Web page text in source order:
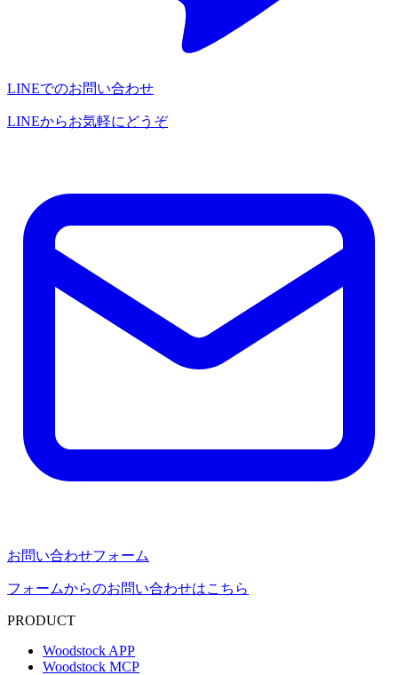
LINEでのお問い合わせ
LINEからお気軽にどうぞ
お問い合わせフォーム
フォームからのお問い合わせはこちら
PRODUCT
Woodstock APP
Woodstock MCP